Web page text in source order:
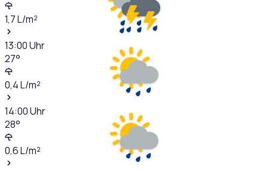
1,7L/m²
13:00Uhr
27°
0,4L/m²
14:00Uhr
28°
0,6L/m²